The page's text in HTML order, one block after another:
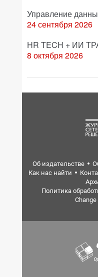
Управление
24 сентября 2026
HR TECH + ИИ
8 октября 2026
Об издательстве
Как нас найти
Политика